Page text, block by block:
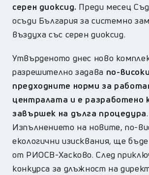
серен диоксид. Преди месец
осъди България за системно
въздуха със серен диоксид.
Утвърденото днес ново
разрешително задава по-
предходните норми за
централата и е разработено
завършек на дълга процедура.
Изпълнението на новите, по-
екологични изисквания, ще
от РИОСВ-Хасково. След
конкурса за длъжност на